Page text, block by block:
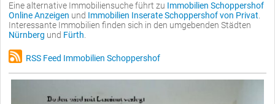
Eine alternative Immobiliensuche führt zu Immobilien Schoppershof
Online Anzeigen und Immobilien Inserate Schoppershof von Privat
Interessante Immobilien finden sich in den umgebenden Städten
Nürnberg und Fürth
RSS Feed Immobilien Schoppershof